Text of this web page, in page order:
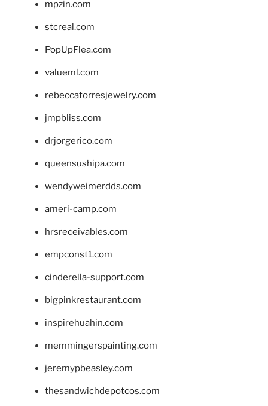
mpzin.com
stcreal.com
PopUpFlea.com
valueml.com
rebeccatorresjewelry.com
jmpbliss.com
drjorgerico.com
queensushipa.com
wendyweimerdds.com
ameri-camp.com
hrsreceivables.com
empconst1.com
cinderella-support.com
bigpinkrestaurant.com
inspirehuahin.com
memmingerspainting.com
jeremypbeasley.com
thesandwichdepotcos.com